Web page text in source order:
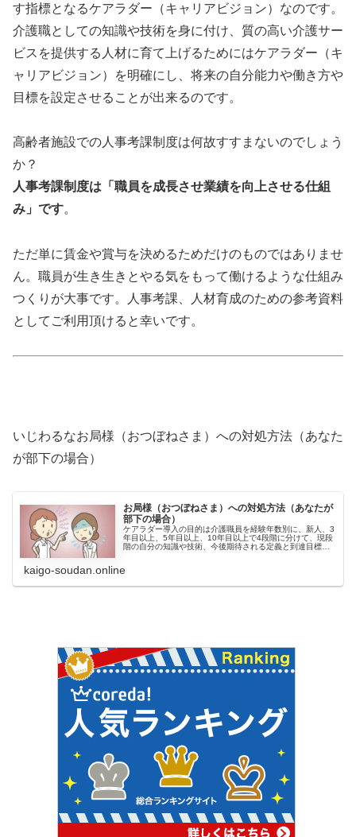
す指標となるケアラダー（キャリアビジョン）なのです。
介護職としての知識や技術を身に付け、質の高い介護サー
ビスを提供する人材に育て上げるためにはケアラダー（キ
ャリアビジョン）を明確にし、将来の自分能力や働き方や
目標を設定させることが出来るのです。
高齢者施設での人事考課制度は何故すすまないのでしょう
か？
人事考課制度は「職員を成長させ業績を向上させる仕組
み」です。
ただ単に賃金や賞与を決めるためだけのものではありませ
ん。職員が生き生きとやる気をもって働けるような仕組み
つくりが大事です。人事考課、人材育成のための参考資料
としてご利用頂けると幸いです。
いじわるなお局様（おつぼねさま）への対処方法（あなた
が部下の場合）
お局様（おつぼねさま）への対処方法（あなたが
部下の場合）
ケアラダー導入の目的は介護職員を経験年数別に、新人、3
年目以上、5年目以上、10年目以上で4段階に分けて、現段
階の自分の知識や技術、今後期待される定義と到達目標を
kaigo-soudan.online